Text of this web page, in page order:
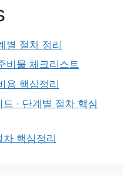
별 절차 정리
비물 체크리스트
용 핵심정리
· 단계별 절차 핵심
핵심정리